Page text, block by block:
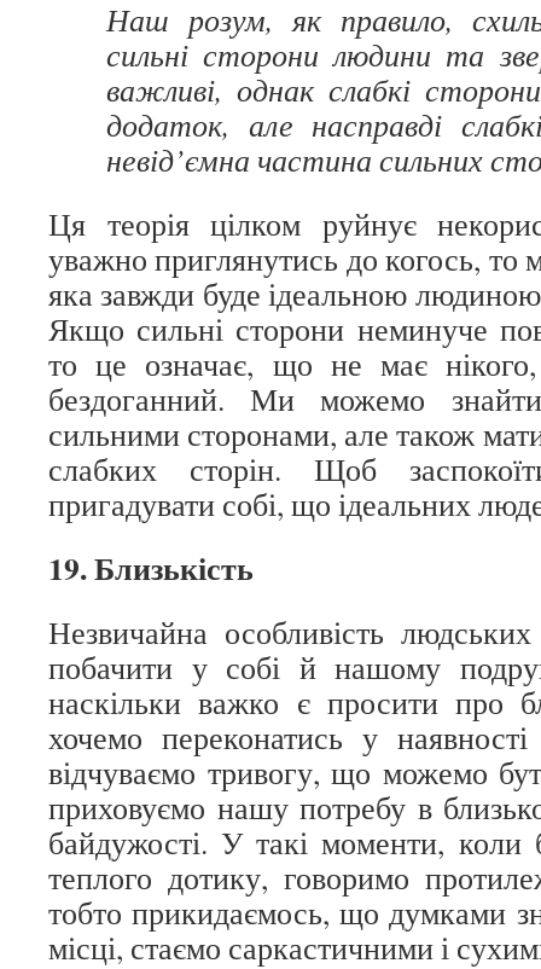
Наш розум, як правило,
сильні сторони людини та
важливі, однак слабкі
додаток, але насправді
невід’ємна частина сильних
Ця теорія цілком руйнує
уважно приглянутись до когось, то
яка завжди буде ідеальною
Якщо сильні сторони неминуче
то це означає, що не має
бездоганний. Ми можемо
сильними сторонами, але також
слабких сторін. Щоб
пригадувати собі, що ідеальних
19. Близькість
Незвичайна особливість
побачити у собі й нашому
наскільки важко є просити про
хочемо переконатись у наявності
відчуваємо тривогу, що можемо
приховуємо нашу потребу в
байдужості. У такі моменти, коли
теплого дотику, говоримо
тобто прикидаємось, що думками
місці, стаємо саркастичними і